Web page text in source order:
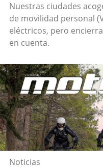
Nuestras ciudades
de movilidad personal
eléctricos, pero
en cuenta.
Noticias